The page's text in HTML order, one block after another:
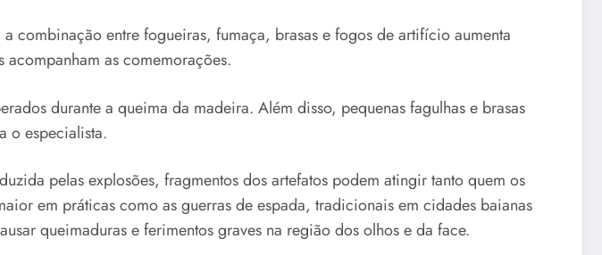
combinação entre fogueiras, fumaça, brasas e fogos de artifício aumenta
as comemorações.
durante a queima da madeira. Além disso, pequenas fagulhas e brasas
o especialista.
pelas explosões, fragmentos dos artefatos podem atingir tanto quem os
em práticas como as guerras de espada, tradicionais em cidades baianas
queimaduras e ferimentos graves na região dos olhos e da face.